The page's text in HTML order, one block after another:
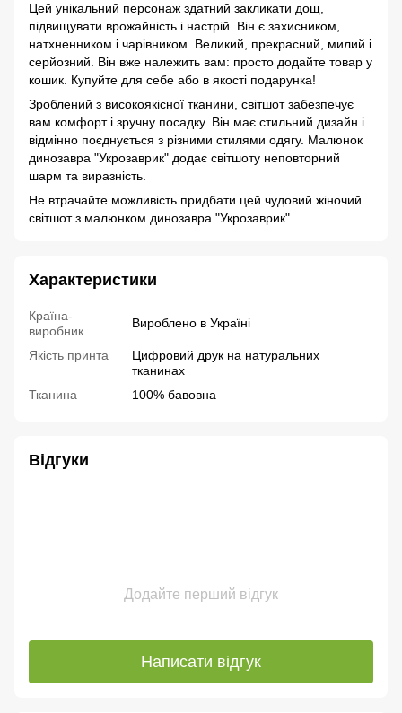
Цей унікальний персонаж здатний закликати дощ,
підвищувати врожайність і настрій. Він є захисником,
натхненником і чарівником. Великий, прекрасний, милий і
серйозний. Він вже належить вам: просто додайте товар у
кошик. Купуйте для себе або в якості подарунка!
Зроблений з високоякісної тканини, світшот забезпечує
вам комфорт і зручну посадку. Він має стильний дизайн і
відмінно поєднується з різними стилями одягу. Малюнок
динозавра "Укрозаврик" додає світшоту неповторний
шарм та виразність.
Не втрачайте можливість придбати цей чудовий жіночий
світшот з малюнком динозавра "Укрозаврик".
Характеристики
Країна-
виробник
Вироблено в Україні
Якість принта
Цифровий друк на натуральних
тканинах
Тканина
100% бавовна
Відгуки
Додайте перший відгук
Написати відгук